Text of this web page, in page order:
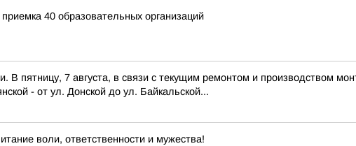
40 образовательных организаций
В пятницу, 7 августа, в связи с текущим ремонтом и производством
- от ул. Донской до ул. Байкальской...
воли, ответственности и мужества!